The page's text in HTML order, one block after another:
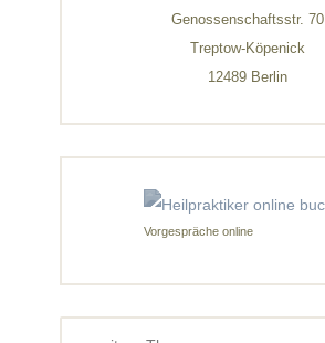
Genossenschaftsstr. 70
Treptow-Köpenick
12489 Berlin
Vorgespräche online